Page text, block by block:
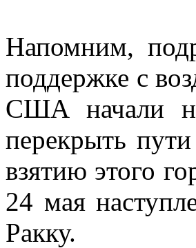
Напомним,
поддержке с
США начали
перекрыть
взятию этого
24 мая
Ракку.